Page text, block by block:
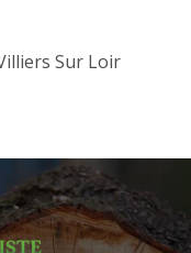
Sur Loir